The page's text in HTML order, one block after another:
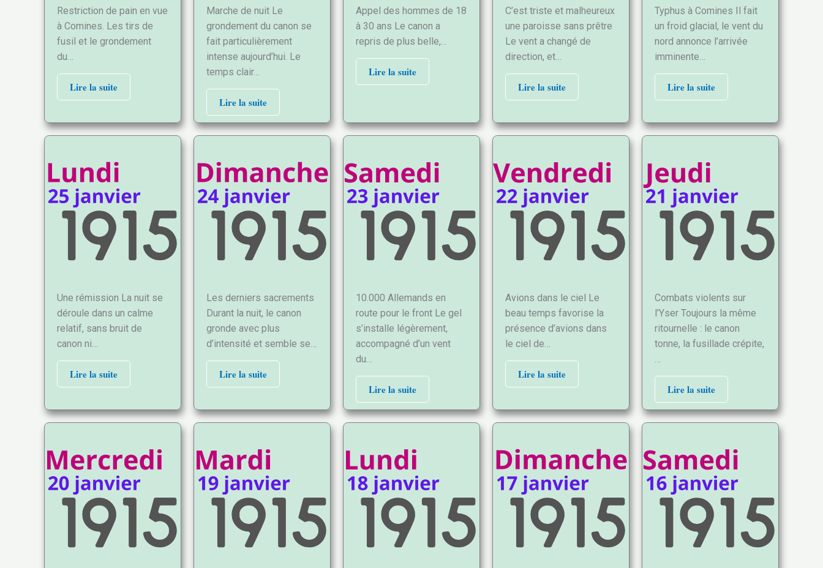
Restriction de pain en vue
à Comines. Les tirs de
fusil et le grondement
du…
Lire la suite
Marche de nuit Le
grondement du canon se
fait particulièrement
intense aujourd’hui. Le
temps clair…
Lire la suite
Appel des hommes de 18
à 30 ans Le canon a
repris de plus belle,…
Lire la suite
C’est triste et malheureux
une paroisse sans prêtre
Le vent a changé de
direction, et…
Lire la suite
Typhus à Comines Il fait
un froid glacial, le vent du
nord annonce l’arrivée
imminente…
Lire la suite
Une rémission La nuit se
déroule dans un calme
relatif, sans bruit de
canon ni…
Lire la suite
Les derniers sacrements
Durant la nuit, le canon
gronde avec plus
d’intensité et semble se…
Lire la suite
10.000 Allemands en
route pour le front Le gel
s’installe légèrement,
accompagné d’un vent
du…
Lire la suite
Avions dans le ciel Le
beau temps favorise la
présence d’avions dans
le ciel de…
Lire la suite
Combats violents sur
l’Yser Toujours la même
ritournelle : le canon
tonne, la fusillade crépite,
…
Lire la suite